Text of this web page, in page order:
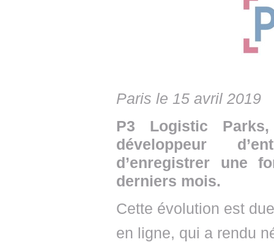
•
•
Paris le 15 avril 2019
P3 Logistic
développeur
d’enregistrer une
derniers mois.
Cette évolution est
en ligne, qui a rendu